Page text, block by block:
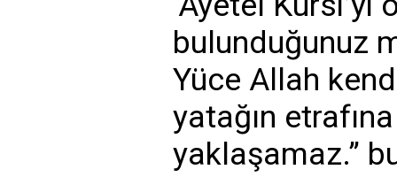
bulunduğunuz
Yüce Allah
yatağın
yaklaşamaz.”